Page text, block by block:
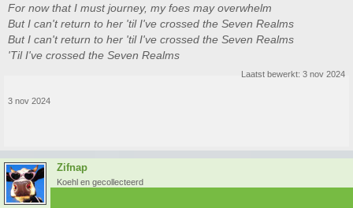
For now that I must journey, my foes may overwhelm
But I can't return to her 'til I've crossed the Seven Realms
But I can't return to her 'til I've crossed the Seven Realms
'Til I've crossed the Seven Realms
Laatst bewerkt: 3 nov 2024
3 nov 2024
Zifnap
Koehl en gecollecteerd